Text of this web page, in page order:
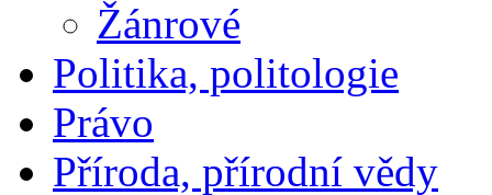
Žánrové
Politika, politologie
Právo
Příroda, přírodní vědy